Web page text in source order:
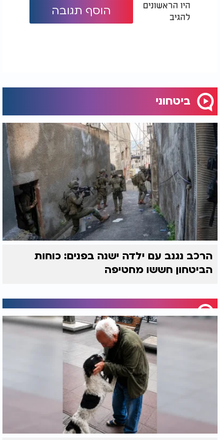
היו הראשונים
להגיב
הוסף תגובה
ביטחוני
הרכב נגנב עם ילדה ישנה בפנים: כוחות
הביטחון חששו מחטיפה